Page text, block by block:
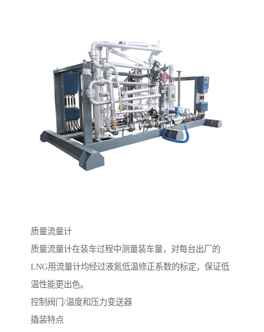
质量流量计
质量流量计在装车过程中测量装车量，对每台出厂的
LNG用流量计均经过液氮低温修正系数的标定，保证低
温性能更出色。
控制阀门/温度和压力变送器
撬装特点